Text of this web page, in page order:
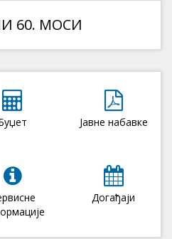
60. МОСИ
Јавне набавке
Догађаји